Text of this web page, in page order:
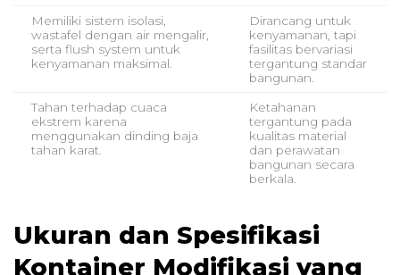
Memiliki sistem isolasi,
wastafel dengan air mengalir,
serta flush system untuk
kenyamanan maksimal.
Dirancang untuk
kenyamanan, tapi
fasilitas bervariasi
tergantung standar
bangunan.
Tahan terhadap cuaca
ekstrem karena
menggunakan dinding baja
tahan karat.
Ketahanan
tergantung pada
kualitas material
dan perawatan
bangunan secara
berkala.
Ukuran dan Spesifikasi
Kontainer Modifikasi yang